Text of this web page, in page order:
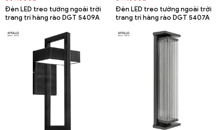
Đèn LED treo tường ngoài trời
trang trí hàng rào DGT 5409A
Đèn LED treo tường ngoài trời
trang trí hàng rào DGT 5407A